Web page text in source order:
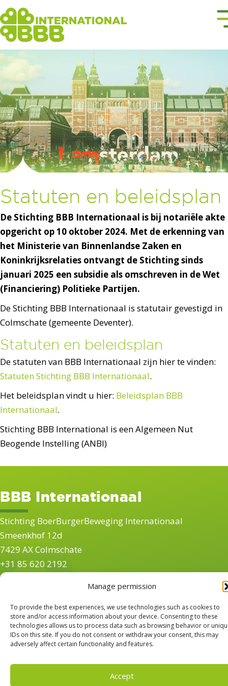
Manage permission
To provide the best experiences, we use technologies such as cookies to
store and/or access information about your device. Consenting to these
technologies allows us to process data such as browsing behavior or
IDs on this site. If you do not consent or withdraw your consent, this may
adversely affect certain functionality and features.
Accept
Statuten en beleidsplan
De Stichting BBB Internationaal is bij notariële akte
opgericht op 10 oktober 2024. Met de erkenning van
het Ministerie van Binnenlandse Zaken en
Koninkrijksrelaties ontvangt de Stichting sinds
januari 2025 een subsidie als omschreven in de Wet
(Financiering) Politieke Partijen.
De Stichting BBB Internationaal is statutair gevestigd in
Colmschate (gemeente Deventer).
Statuten en beleidsplan
De statuten van BBB Internationaal zijn hier te vinden:
Statuten Stichting BBB Internationaal.
Het beleidsplan vindt u hier: Beleidsplan BBB
Internationaal.
Stichting BBB International is een Algemeen Nut
Beogende Instelling (ANBI)
BBB Internationaal
Stichting BoerBurgerBeweging Internationaal
Smeenkhof 12d
7429 AX Colmschate
+31 85 620 2192
internationaal@boerburgerbeweging.nl
© 2026 Stichting BoerBurgerBeweging Internationaal -